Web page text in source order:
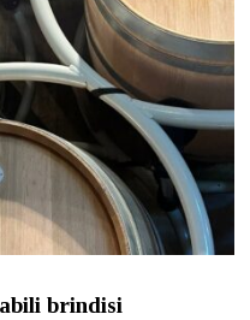
brindisi